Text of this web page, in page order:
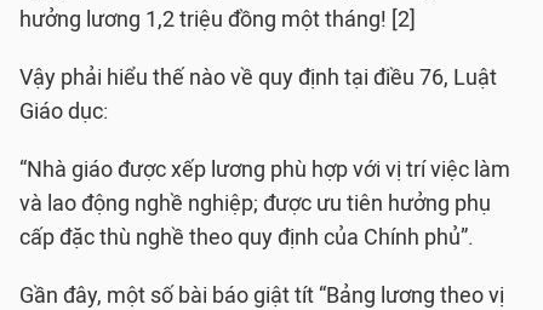
hưởng lương 1,2 triệu đồng một tháng! [2]
Vậy phải hiểu thế nào về quy định tại điều 76, Luật
Giáo dục:
“Nhà giáo được xếp lương phù hợp với vị trí việc làm
và lao động nghề nghiệp; được ưu tiên hưởng phụ
cấp đặc thù nghề theo quy định của Chính phủ”.
Gần đây, một số bài báo giật tít “Bảng lương theo vị